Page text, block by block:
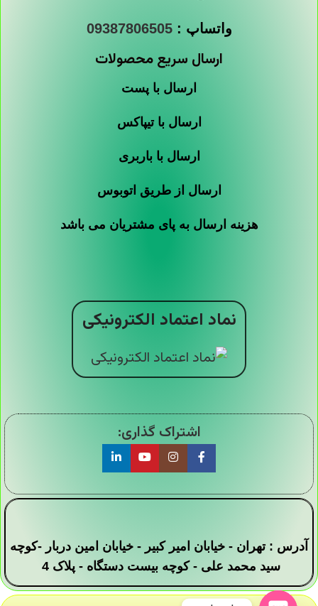
واتساپ :09387806505
ارسال سریع محصولات
ارسال با پست
ارسال با تیپاکس
ارسال با باربری
ارسال از طریق اتوبوس
هزینه ارسال به پای مشتریان می باشد
نماد اعتماد الکترونیکی
اشتراک گذاری:
آدرس : تهران - خیابان امیر کبیر - خیابان امین دربار -کوچه
سید محمد علی - کوچه بیست دستگاه - پلاک 4